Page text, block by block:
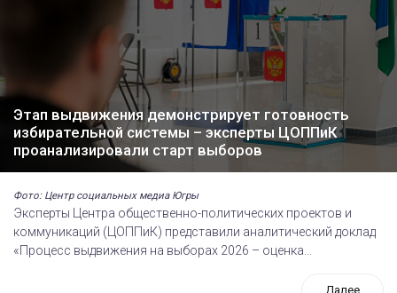
Этап выдвижения демонстрирует готовность
избирательной системы – эксперты ЦОППиК
проанализировали старт выборов
Фото: Центр социальных медиа Югры
Эксперты Центра общественно-политических проектов и
коммуникаций (ЦОППиК) представили аналитический доклад
«Процесс выдвижения на выборах 2026 – оценка...
Далее